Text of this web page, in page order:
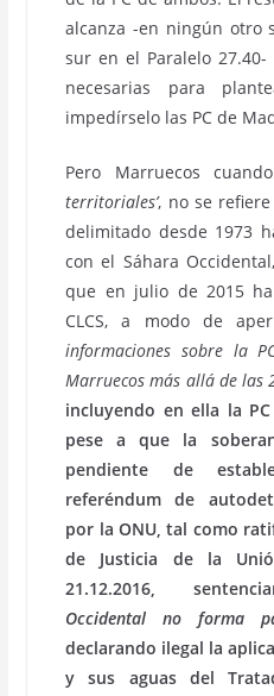
alcanza -en ningún otro
sur en el Paralelo
necesarias para
impedírselo las PC de
Pero Marruecos
territoriales’, no se
delimitado desde 1973
con el Sáhara
que en julio de 2015
CLCS, a modo de
informaciones sobre la
Marruecos más allá de las
incluyendo en ella la
pese a que la
pendiente de
referéndum de
por la ONU, tal como
de Justicia de la
21.12.2016,
Occidental no forma
declarando ilegal la
y sus aguas del